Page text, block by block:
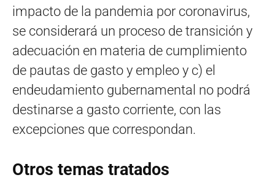
impacto de la pandemia por coronavirus,
se considerará un proceso de transición y
adecuación en materia de cumplimiento
de pautas de gasto y empleo y c) el
endeudamiento gubernamental no podrá
destinarse a gasto corriente, con las
excepciones que correspondan.
Otros temas tratados